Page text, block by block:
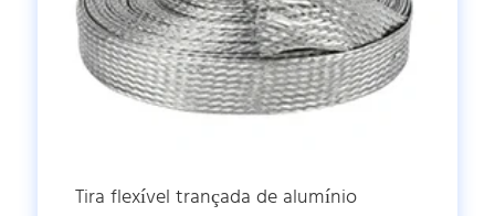
Tira flexível trançada de alumínio